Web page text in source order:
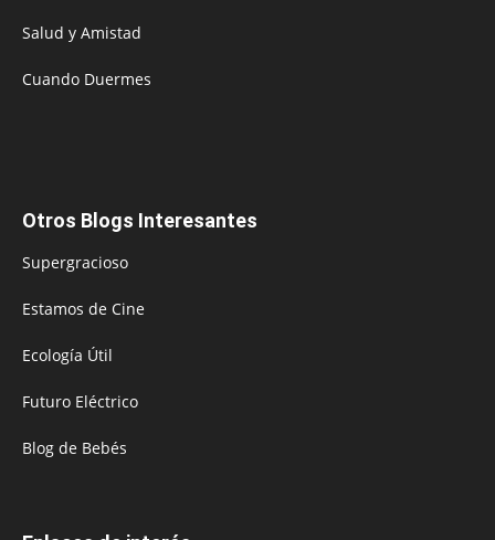
Salud y Amistad
Cuando Duermes
Otros Blogs Interesantes
Supergracioso
Estamos de Cine
Ecología Útil
Futuro Eléctrico
Blog de Bebés